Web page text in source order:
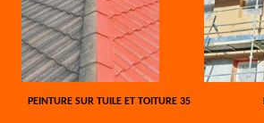
PEINTURE SUR TUILE ET TOITURE 35